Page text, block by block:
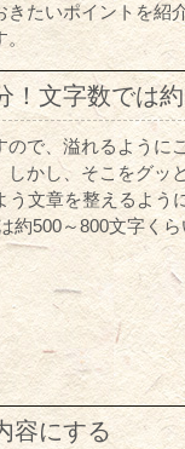
たいポイントを
！文字数では
で、溢れるように
かし、そこをグッ
文章を整えるよう
約500～800文字く
容にする